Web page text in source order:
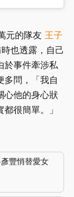
元的隊友 王子
也透露，自己
於事件牽涉私
多問，「我自
心他的身心狀
很簡單。」
豐悄替愛女